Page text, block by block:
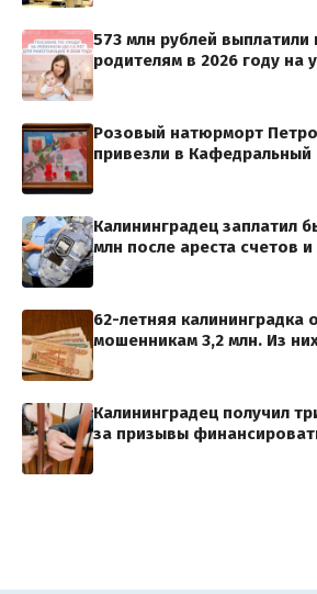
573 млн рублей выплатили
родителям в 2026 году на
Розовый натюрморт
привезли в
Калининградец заплатил
млн после ареста счетов
62-летняя калининградка
мошенникам 3,2 млн. Из
Калининградец получил
за призывы